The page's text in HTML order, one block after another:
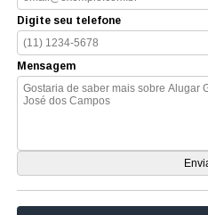
Digite seu telefone
Mensagem